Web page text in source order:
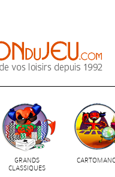
GRANDS
CLASSIQUES